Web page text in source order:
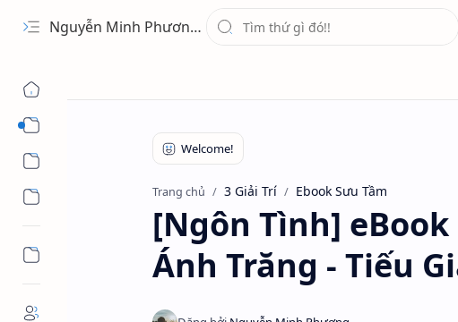
Nguyễn Minh Phương - Blog Chia sẻ Kiến thức Chứng khoán & Tài liệu Toán học
Trang chủ 3 Giải Trí Ebook Sưu Tầm
[Ngôn Tình]
Ánh Trăng - Tiếu